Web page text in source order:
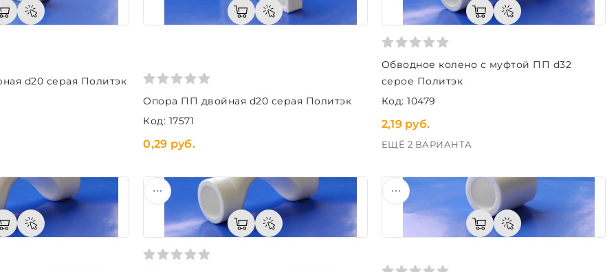
d20 серая Политэк
Опора ПП двойная d20 серая Политэк
Код: 17571
0,29 руб.
Обводное колено с муфтой ПП d32
серое Политэк
Код: 10479
2,19 руб.
ЕЩЁ 2 ВАРИАНТА